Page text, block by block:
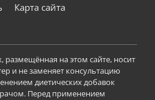
Карта сайта
на этом сайте, носит
и не заменяет консультацию
диетических добавок
Перед применением